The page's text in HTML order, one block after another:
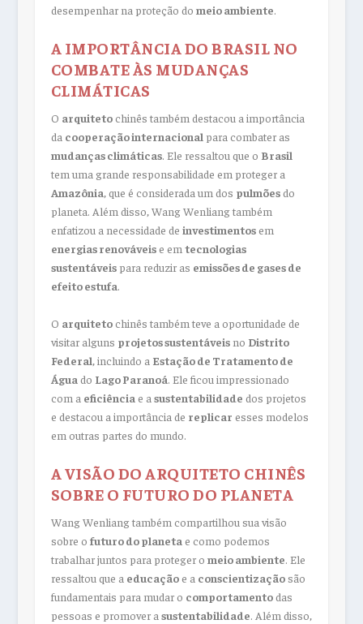
desempenhar na proteção do meio ambiente.
A IMPORTÂNCIA DO BRASIL NO
COMBATE ÀS MUDANÇAS
CLIMÁTICAS
O arquitetochinês também destacou a importância
da cooperação internacional para combater as
mudanças climáticas. Ele ressaltou que o Brasil
tem uma grande responsabilidade em proteger a
Amazônia, que é considerada um dos pulmõesdo
planeta. Além disso, Wang Wenliang também
enfatizou a necessidade de investimentosem
energias renováveise em tecnologias
sustentáveispara reduzir as emissões de gases de
efeito estufa.
O arquitetochinês também teve a oportunidade de
visitar alguns projetos sustentáveisno Distrito
Federal, incluindo a Estação de Tratamento de
Água do Lago Paranoá. Ele ficou impressionado
com a eficiência e a sustentabilidade dos projetos
e destacou a importância de replicar esses modelos
em outras partes do mundo.
A VISÃO DO ARQUITETO CHINÊS
SOBRE O FUTURO DO PLANETA
Wang Wenliang também compartilhou sua visão
sobre o futuro do planeta e como podemos
trabalhar juntos para proteger o meio ambiente. Ele
ressaltou que a educaçãoe a conscientizaçãosão
fundamentais para mudar o comportamentodas
pessoas e promover a sustentabilidade. Além disso,